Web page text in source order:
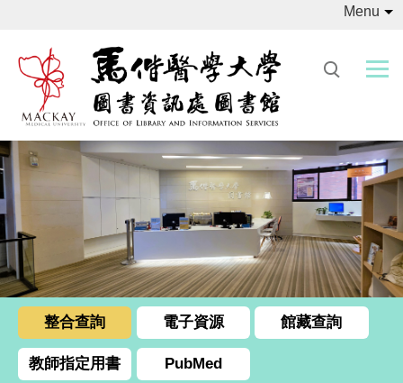
主
要
容
區
Menu
整合查詢 電子資源 館藏查詢
教師指定用書 PubMed